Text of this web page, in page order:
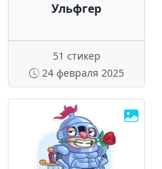
Ульфгер
51 стикер
24 февраля 2025